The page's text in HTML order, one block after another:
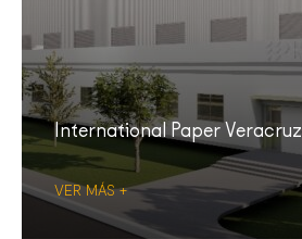
International Paper Veracruz
VER MÁS +